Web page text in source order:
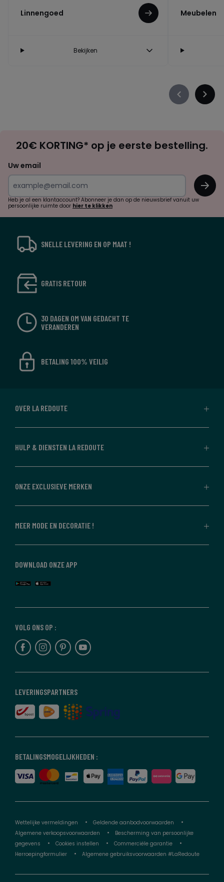
Linnengoed
Bekijken
Meubelen
Précédent
zoek
inspiratie
verrassingen?
20€ KORTING* op je eerste bestelling.
Uw email
OK
Heb je al een klantaccount? Abonneer je dan op de nieuwsbrief vanuit uw
persoonlijke ruimte door hier te klikken
SNELLE LEVERING EN OP MAAT !
GRATIS RETOUR
30 DAGEN OM VAN GEDACHT TE
VERANDEREN
BETALING 100% VEILIG
OVER LA REDOUTE
HULP & DIENSTEN LA REDOUTE
ONZE EXCLUSIEVE MERKEN
MEER MODE EN DECORATIE !
BETALINGSMOGELIJKHEDEN :
LEVERINGSPARTNERS
VOLG ONS OP :
DOWNLOAD ONZE APP
Wettelijke vermeldingen
Geldende aanbodvoorwaarden
Algemene verkoopsvoorwaarden
Bescherming van persoonlijke
gegevens
Cookies instellen
Commerciële garantie
Herroepingformulier
Algemene gebruiksvoorwaarden #LaRedoute